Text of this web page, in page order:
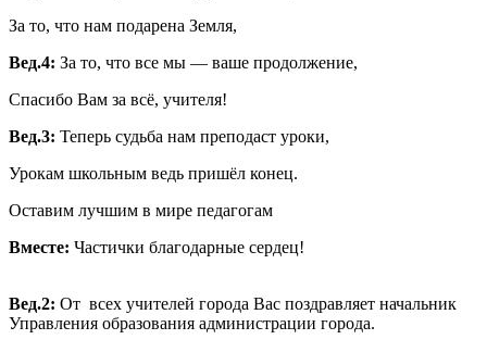
За то, что нам подарена Земля,
Вед.4: За то, что все мы — ваше продолжение,
Спасибо Вам за всё, учителя!
Вед.3: Теперь судьба нам преподаст уроки,
Урокам школьным ведь пришёл конец.
Оставим лучшим в мире педагогам
Вместе: Частички благодарные сердец!
Вед.2: От всех учителей города Вас поздравляет начальник
Управления образования администрации города.